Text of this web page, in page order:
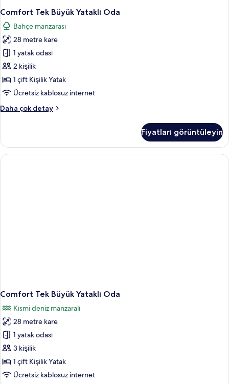
Comfort Tek Büyük Yataklı Oda
Bahçe manzarası
28 metre kare
1 yatak odası
2 kişilik
1 çift Kişilik Yatak
Ücretsiz kablosuz internet
Daha çok detay
Comfort
Oda
hakkında
daha
Fiyatları görüntüleyin
Comfort Tek Büyük Yataklı Oda
Kısmi deniz manzaralı
28 metre kare
1 yatak odası
3 kişilik
1 çift Kişilik Yatak
Ücretsiz kablosuz internet